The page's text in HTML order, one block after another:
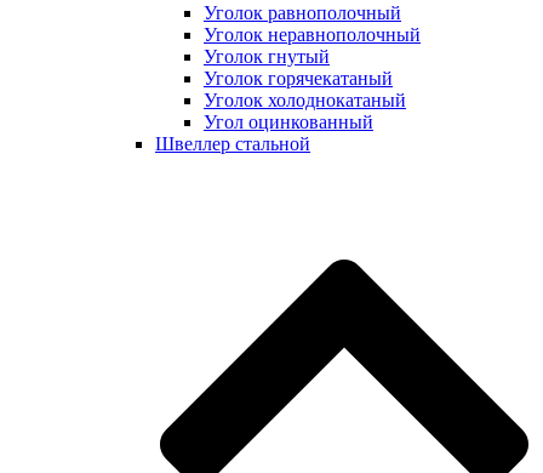
Уголок равнополочный
Уголок неравнополочный
Уголок гнутый
Уголок горячекатаный
Уголок холоднокатаный
Угол оцинкованный
Швеллер стальной